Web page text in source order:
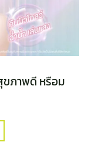
ขภาพดี หรือม